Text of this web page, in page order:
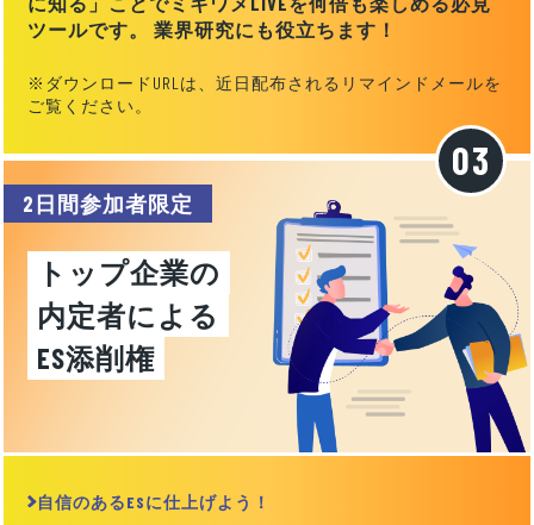
ツールです。 業界研究にも役立ちます！
※ダウンロードURLは、近日配布されるリマインドメールを
ご覧ください。
2日間参加者限定
トップ企業の
内定者による
ES添削権
自信のあるESに仕上げよう！